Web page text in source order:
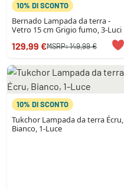
10% DI SCONTO
Bernado Lampada da terra -
Vetro 15 cm Grigio fumo, 3-Luci
129,99 €MSRP:149,99 €
10% DI SCONTO
Tukchor Lampada da terra Écru,
Bianco, 1-Luce